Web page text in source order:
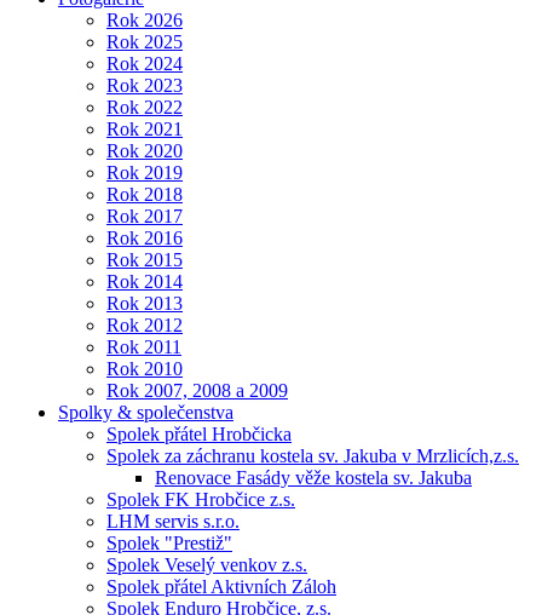
Rok 2026
Rok 2025
Rok 2024
Rok 2023
Rok 2022
Rok 2021
Rok 2020
Rok 2019
Rok 2018
Rok 2017
Rok 2016
Rok 2015
Rok 2014
Rok 2013
Rok 2012
Rok 2011
Rok 2010
Rok 2007, 2008 a 2009
Spolky & společenstva
Spolek přátel Hrobčicka
Spolek za záchranu kostela sv. Jakuba v Mrzlicích,z.s.
Renovace Fasády věže kostela sv. Jakuba
Spolek FK Hrobčice z.s.
LHM servis s.r.o.
Spolek "Prestiž"
Spolek Veselý venkov z.s.
Spolek přátel Aktivních Záloh
Spolek Enduro Hrobčice, z.s.